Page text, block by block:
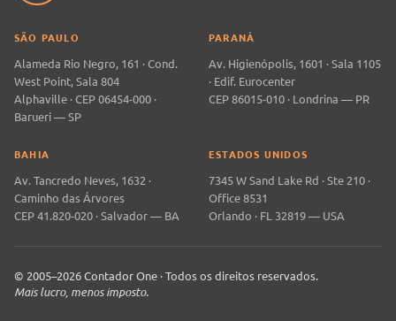
SÃO PAULO
Alameda Rio Negro, 161 · Cond.
West Point, Sala 804
Alphaville · CEP 06454-000 ·
Barueri — SP
PARANÁ
Av. Higienópolis, 1601 · Sala 1105
· Edif. Eurocenter
CEP 86015-010 · Londrina — PR
BAHIA
Av. Tancredo Neves, 1632 ·
Caminho das Árvores
CEP 41.820-020 · Salvador — BA
ESTADOS UNIDOS
7345 W Sand Lake Rd · Ste 210 ·
Office 8531
Orlando · FL 32819 — USA
© 2005–2026 Contador One · Todos os direitos reservados.
Mais lucro, menos imposto.